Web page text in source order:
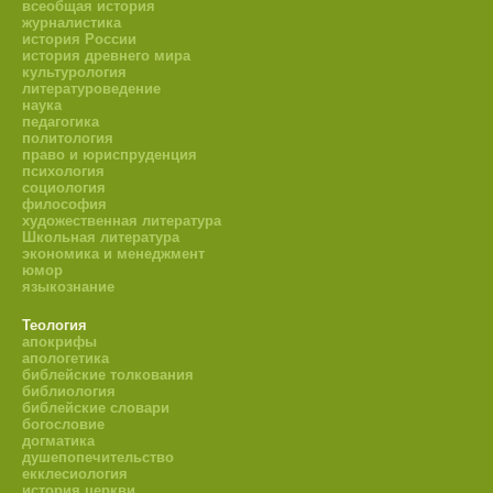
30
Калвин
Кулидж
31
Герберт
Кларк Гувер
1874-
32
Франклин
Делано
Рузвельт
33Гарри Трумэн
1884-
34
Дуайт Дэвид
Эйзенхауэр
1969
1961
35
Джон
Фицджералд
Кеннеди
1917-
36
Джонсон
37
Ричард
Милхаус
Никсон
1994
38
Джералд
Рудолф
Форд
Джеймс
всеобщая история
журналистика
история России
история древнего мира
культурология
литературоведение
наука
педагогика
политология
право и юриспруденция
психология
социология
философия
художественная литература
Школьная литература
экономика и менеджмент
юмор
языкознание
Теология
апокрифы
апологетика
библейские толкования
библиология
библейские словари
богословие
догматика
душепопечительство
екклесиология